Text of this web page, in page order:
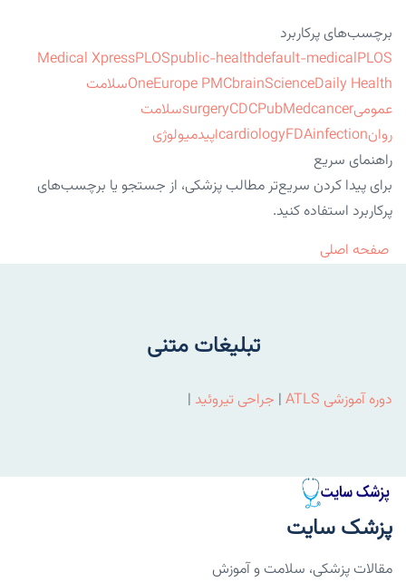
برچسب‌های پرکاربرد
Medical XpressPLOSpublic-healthdefault-medicalPLOS
OneEurope PMCbrainScienceDaily Health
سلامت
عمومی
surgeryCDCPubMedcancer
سلامت
روان
cardiologyFDAinfection
اپیدمیولوژی
راهنمای سریع
برای پیدا کردن سریع‌تر مطالب پزشکی، از جستجو یا برچسب‌های
پرکاربرد استفاده کنید.
صفحه اصلی
تبلیغات متنی
دوره آموزشی ATLS | جراحی تیروئید |
پزشک سایت
مقالات پزشکی، سلامت و آموزش